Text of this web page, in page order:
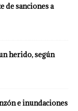
de sanciones a
herido, según
e inundaciones